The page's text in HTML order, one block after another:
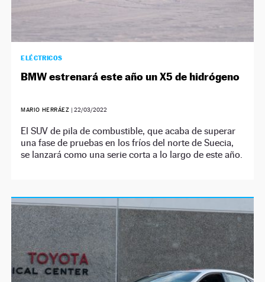
ELÉCTRICOS
BMW estrenará este año un X5 de hidrógeno
MARIO HERRÁEZ | 22/03/2022
El SUV de pila de combustible, que acaba de superar
una fase de pruebas en los fríos del norte de Suecia,
se lanzará como una serie corta a lo largo de este año.